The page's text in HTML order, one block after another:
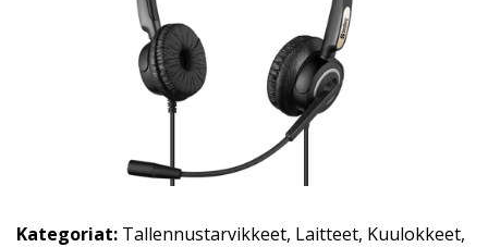
Kategoriat: Tallennustarvikkeet, Laitteet, Kuulokkeet,